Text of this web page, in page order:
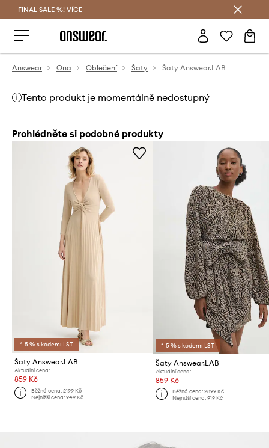
FINAL SALE %! VÍCE
Answear Ona Oblečení Šaty Šaty Answear.LAB
Tento produkt je momentálně nedostupný
Prohlédněte si podobné produkty
*-5 % s kódem: LST
Šaty Answear.LAB
Aktuální cena:
859 Kč
Běžná cena:2199 Kč
Nejnižší cena:949 Kč
*-5 % s kódem: LST
Šaty Answear.LAB
Aktuální cena:
859 Kč
Běžná cena: 2899 Kč
Nejnižší cena: 919 Kč